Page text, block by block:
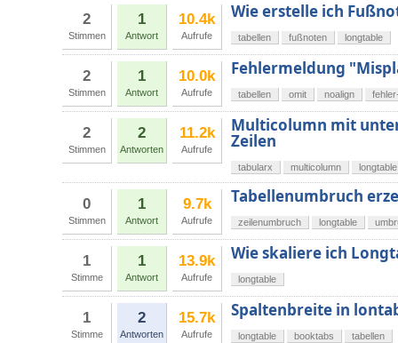
2
Stimmen
1
Antwort
10.4k
Aufrufe
Wie erstelle ich
tabellen fußnoten longtable
2
Stimmen
1
Antwort
10.0k
Aufrufe
Fehlermeldung
tabellen omit noalign
2
Stimmen
2
Antworten
11.2k
Aufrufe
Multicolumn mit
Zeilen
tabularx multicolumn longtable
0
Stimmen
1
Antwort
9.7k
Aufrufe
Tabellenumbruch
zeilenumbruch longtable
1
Stimme
1
Antwort
13.9k
Aufrufe
Wie skaliere ich
longtable
1
Stimme
2
Antworten
15.7k
Aufrufe
Spaltenbreite in
longtable booktabs tabellen